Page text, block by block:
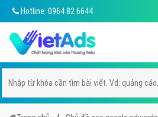
Hotline: 0964 82 6644